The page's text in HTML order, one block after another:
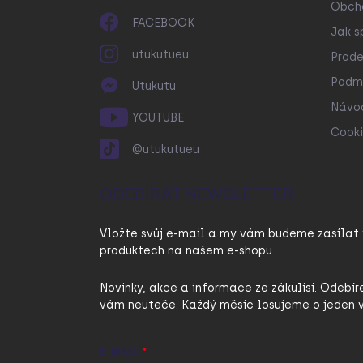
FACEBOOK
utukutueu
Utukutu
YOUTUBE
@utukutueu
Jak
ODEBÍRAT NEWSLETTER
Vložte svůj e-mail a my vám budeme zasílat
produktech na našem e-shopu.
Novinky, akce a informace ze zákulisí.
vám neuteče. Každý měsíc losujeme o jeden
E-MAIL